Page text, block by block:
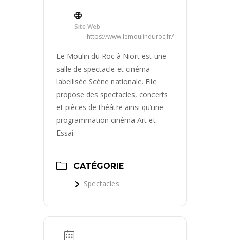
Site Web
https://www.lemoulinduroc.fr/
Le Moulin du Roc à Niort est une
salle de spectacle et cinéma
labellisée Scène nationale. Elle
propose des spectacles, concerts
et pièces de théâtre ainsi qu’une
programmation cinéma Art et
Essai.
CATÉGORIE
Spectacles